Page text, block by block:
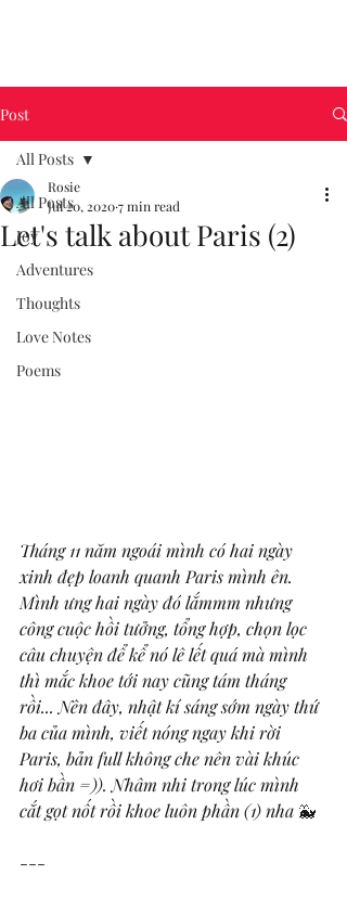
Post
All Posts
Joy
Adventures
Thoughts
Love Notes
Poems
All Posts
Let's talk about Paris (2)
Rosie
Jul 20, 20207 min read
Tháng 11 năm ngoái mình có hai ngày
xinh đẹp loanh quanh Paris mình ên.
Mình ưng hai ngày đó lắmmm nhưng
công cuộc hồi tưởng, tổng hợp, chọn lọc
câu chuyện để kể nó lê lết quá mà mình
thì mắc khoe tới nay cũng tám tháng
rồi... Nên đây, nhật kí sáng sớm ngày thứ
ba của mình, viết nóng ngay khi rời
Paris, bản full không che nên vài khúc
hơi bần =)). Nhâm nhi trong lúc mình
cắt gọt nốt rồi khoe luôn phần (1) nha 🐳
---